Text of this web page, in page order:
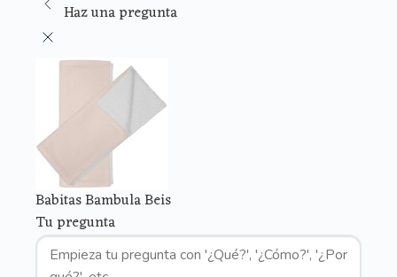
Haz una pregunta
Babitas Bambula Beis
Tu pregunta